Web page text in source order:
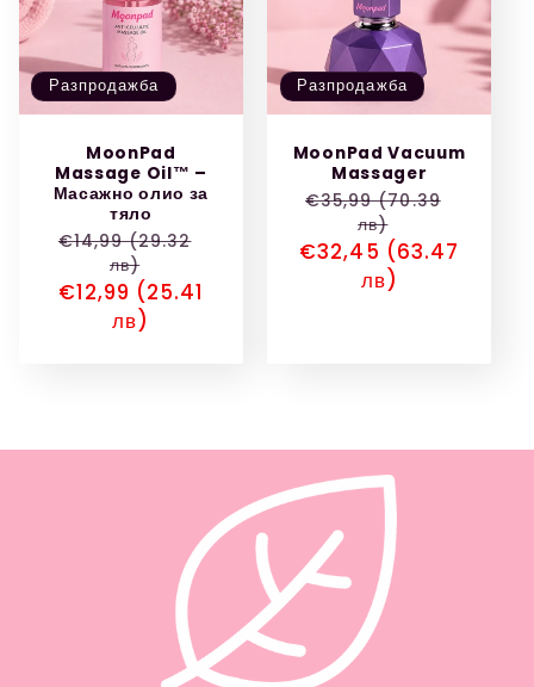
Разпродажба
MoonPad
Massage Oil™ –
Масажно олио за
тяло
Обичайна
€14,99 (29.32
лв)
Цена
€12,99 (25.41
лв)
Разпродажба
MoonPad Vacuum
Massager
Обичайна
€35,99 (70.39
лв)
Цена
€32,45 (63.47
лв)